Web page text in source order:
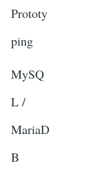
Prototy
ping
MySQ
L /
MariaD
B